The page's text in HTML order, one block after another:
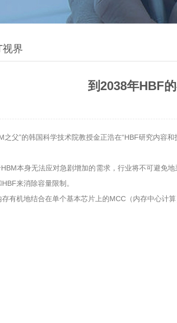
界
到2038年HBF
之父”的韩国科学技术院教授金正浩在“HBF研究内容
本身无法应对急剧增加的需求，行业将不可避免
来消除容量限制。
有机地结合在单个基本芯片上的MCC（内存中心计